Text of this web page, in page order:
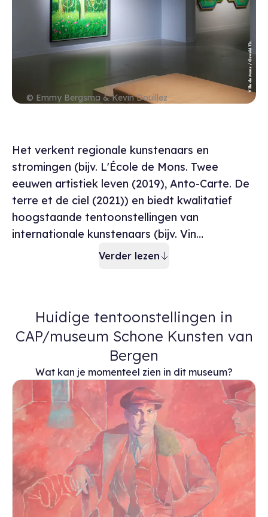
© Emmy Bergsma & Kevin Douillez
Bescrijving
Het verkent regionale kunstenaars en
stromingen (bijv. L'École de Mons. Twee
eeuwen artistiek leven (2019), Anto-Carte. De
terre et de ciel (2021)) en biedt kwalitatief
hoogstaande tentoonstellingen van
internationale kunstenaars (bijv. Vin…
Verder lezen
Huidige tentoonstellingen in
CAP/museum Schone Kunsten van
Bergen
Wat kan je momenteel zien in dit museum?